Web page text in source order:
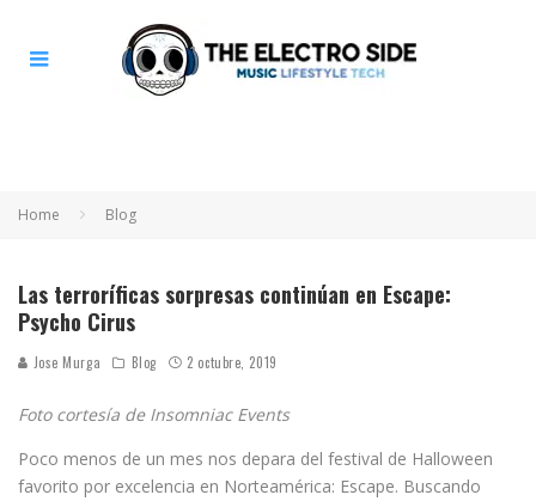
Home Blog
Las terroríficas sorpresas continúan en Escape:
Psycho Cirus
Jose Murga Blog 2 octubre, 2019
Foto cortesía de Insomniac Events
Poco menos de un mes nos depara del festival de Halloween
favorito por excelencia en Norteamérica: Escape. Buscando